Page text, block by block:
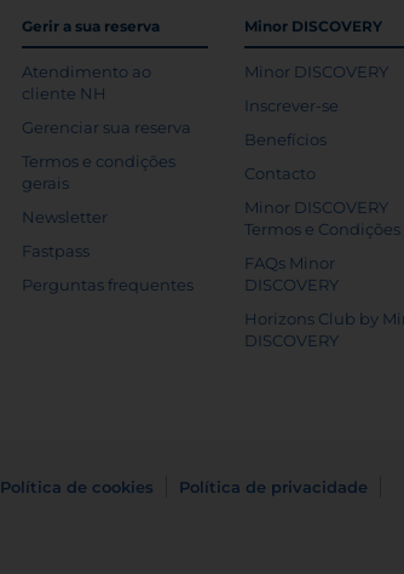
Gerir a sua reserva
Atendimento ao
cliente NH
Gerenciar sua reserva
Termos e condições
gerais
Newsletter
Fastpass
Perguntas frequentes
Minor DISCOVERY
Minor DISCOVERY
Inscrever-se
Benefícios
Contacto
Minor DISCOVERY
Termos e Condições
FAQs Minor
DISCOVERY
Horizons Club by
DISCOVERY
Política de cookies Política de privacidade